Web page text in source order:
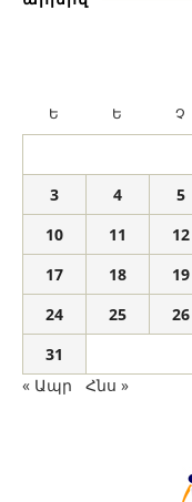
Ե Ե Չ
3
4 5
10
11 12
17
18 19
24
25 26
31
« Ապր
Հնս »